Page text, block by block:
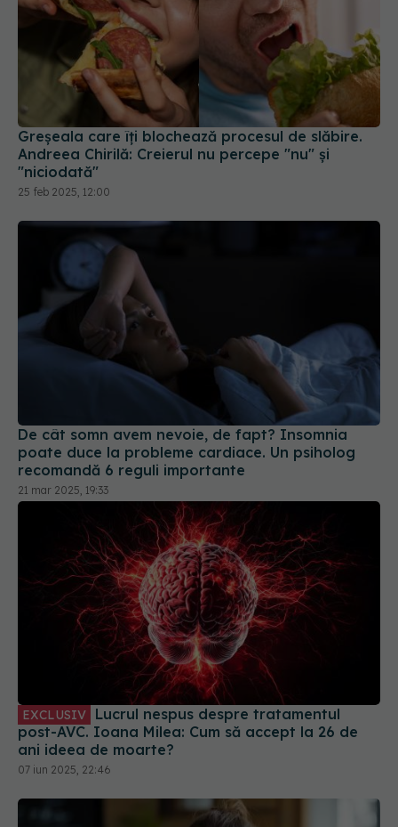
Greșeala care îți blochează procesul de slăbire.
Andreea Chirilă: Creierul nu percepe "nu" și
"niciodată"
25 feb 2025, 12:00
De cât somn avem nevoie, de fapt? Insomnia
poate duce la probleme cardiace. Un psiholog
recomandă 6 reguli importante
21 mar 2025, 19:33
EXCLUSIV
post-AVC. Ioana Milea: Cum să accept la 26 de
ani ideea de moarte?
07 iun 2025, 22:46